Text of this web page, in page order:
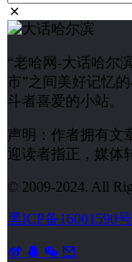
“老哈网-大话哈尔
市”之间美好记忆
斗者喜爱的小站。
声明：作者拥有文
迎读者指正，媒体
© 2009-2024. All
黑ICP备16001590